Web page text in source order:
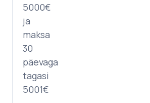
5000€
ja
maksa
30
päevaga
tagasi
5001€